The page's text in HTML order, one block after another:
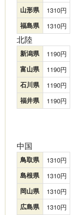
山形県 1310
福島県 1310
北陸
新潟県 1190
富山県 1190
石川県 1190
福井県 1190
中国
鳥取県 1310
島根県 1310
岡山県 1310
広島県 1310